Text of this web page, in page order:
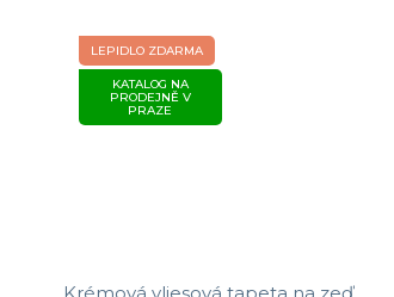
LEPIDLO ZDARMA
KATALOG NA
PRODEJNĚ V
PRAZE